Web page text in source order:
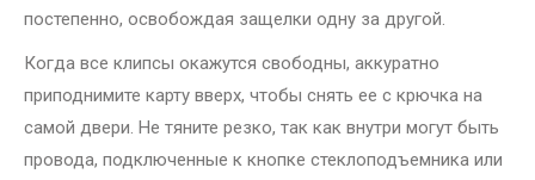
постепенно, освобождая защелки одну за другой.
Когда все клипсы окажутся свободны, аккуратно
приподнимите карту вверх, чтобы снять ее с крючка на
самой двери. Не тяните резко, так как внутри могут быть
провода, подключенные к кнопке стеклоподъемника или